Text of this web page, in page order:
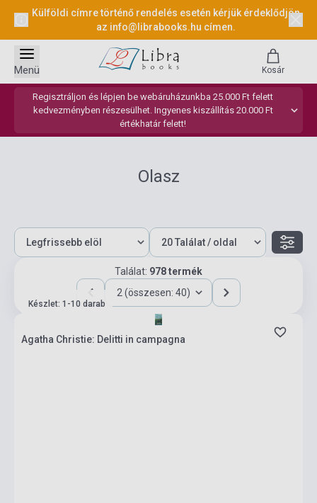
Külföldi címre történő rendelés esetén kérjük érdeklődjön
az info@librabooks.hu címen.
Regisztráljon és lépjen be webáruházunkba 25.000 Ft felett
kedvezményben részesülhet. Ingyenes kiszállítás 20.000 Ft
értékhatár felett!
Menü Kosár
Olasz
Találat: 978 termék
2 (összesen: 40)
Készlet: 1-10 darab
Agatha Christie: Delitti in campagna